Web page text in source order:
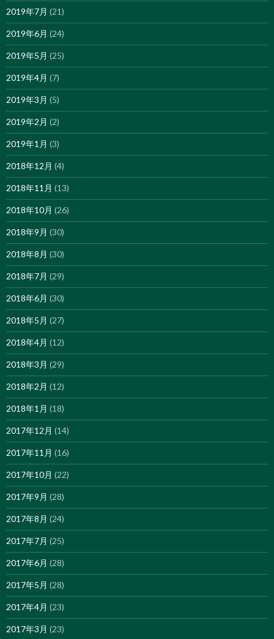
2019年7月 (21)
2019年6月 (24)
2019年5月 (25)
2019年4月 (7)
2019年3月 (5)
2019年2月 (2)
2019年1月 (3)
2018年12月 (4)
2018年11月 (13)
2018年10月 (26)
2018年9月 (30)
2018年8月 (30)
2018年7月 (29)
2018年6月 (30)
2018年5月 (27)
2018年4月 (12)
2018年3月 (29)
2018年2月 (12)
2018年1月 (18)
2017年12月 (14)
2017年11月 (16)
2017年10月 (22)
2017年9月 (28)
2017年8月 (24)
2017年7月 (25)
2017年6月 (28)
2017年5月 (28)
2017年4月 (23)
2017年3月 (23)